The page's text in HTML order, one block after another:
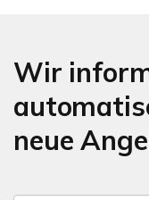
Wir
neue